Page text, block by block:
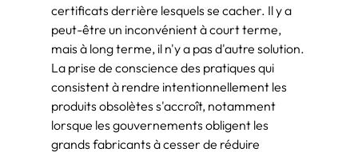
certificats derrière lesquels se cacher. Il y a
peut-être un inconvénient à court terme,
mais à long terme, il n'y a pas d'autre solution.
La prise de conscience des pratiques qui
consistent à rendre intentionnellement les
produits obsolètes s'accroît, notamment
lorsque les gouvernements obligent les
grands fabricants à cesser de réduire